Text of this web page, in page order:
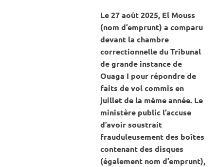
Le 27 août 2025, El Mouss
(nom d’emprunt) a comparu
devant la chambre
correctionnelle du Tribunal
de grande instance de
Ouaga I pour répondre de
faits de vol commis en
juillet de la même année. Le
ministère public l’accuse
d’avoir soustrait
frauduleusement des boîtes
contenant des disques
(également nom d’emprunt),